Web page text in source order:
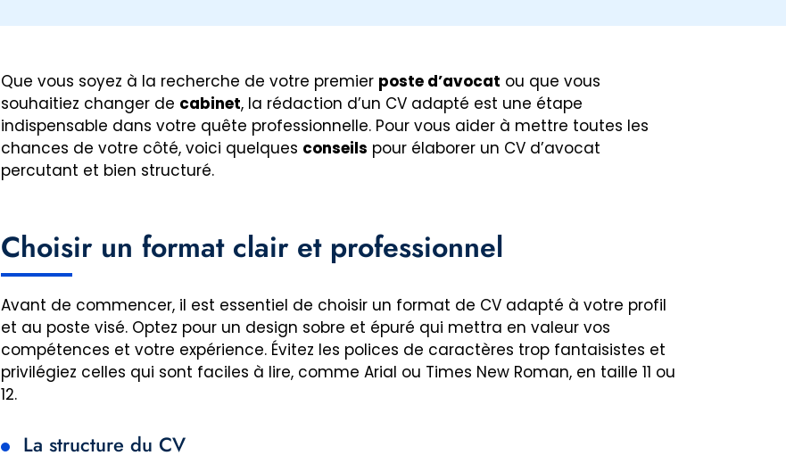
Que vous soyez à la recherche de votre premier poste d’avocat ou que vous
souhaitiez changer de cabinet, la rédaction d’un CV adapté est une étape
indispensable dans votre quête professionnelle. Pour vous aider à mettre toutes les
chances de votre côté, voici quelques conseils pour élaborer un CV d’avocat
percutant et bien structuré.
Choisir un format clair et professionnel
Avant de commencer, il est essentiel de choisir un format de CV adapté à votre profil
et au poste visé. Optez pour un design sobre et épuré qui mettra en valeur vos
compétences et votre expérience. Évitez les polices de caractères trop fantaisistes et
privilégiez celles qui sont faciles à lire, comme Arial ou Times New Roman, en taille 11 ou
12.
La structure du CV